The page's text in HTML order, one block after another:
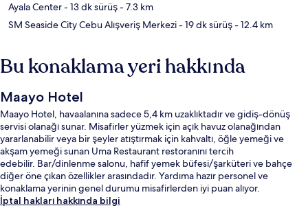
Ayala Center- 13 dk sürüş- 7.3 km
SM Seaside City Cebu Alışveriş Merkezi- 19 dk sürüş- 12.4 km
Bu konaklama yeri hakkında
Maayo Hotel
Maayo Hotel, havaalanına sadece 5,4 km uzaklıktadır ve gidiş-dönüş
servisi olanağı sunar. Misafirler yüzmek için açık havuz olanağından
yararlanabilir veya bir şeyler atıştırmak için kahvaltı, öğle yemeği ve
akşam yemeği sunan Uma Restaurant restoranını tercih
edebilir. Bar/dinlenme salonu, hafif yemek büfesi/şarküteri ve bahçe
diğer öne çıkan özellikler arasındadır. Yardıma hazır personel ve
konaklama yerinin genel durumu misafirlerden iyi puan alıyor.
İptal hakları hakkında bilgi